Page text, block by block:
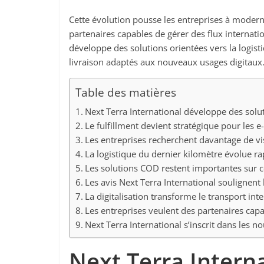
Cette évolution pousse les entreprises à
partenaires capables de gérer des flux
développe des solutions orientées vers la
livraison adaptés aux nouveaux usages digitaux.
Table des matières
Next Terra International développe des
Le fulfillment devient stratégique pour les
Les entreprises recherchent davantage de
La logistique du dernier kilomètre évolue
Les solutions COD restent importantes sur
Les avis Next Terra International
La digitalisation transforme le transport
Les entreprises veulent des partenaires
Next Terra International s’inscrit dans les